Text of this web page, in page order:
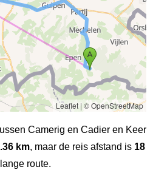
Leaflet| © OpenStreetMap
Camerig en Cadier en Keer
km, maar de reis afstand is 18
route.